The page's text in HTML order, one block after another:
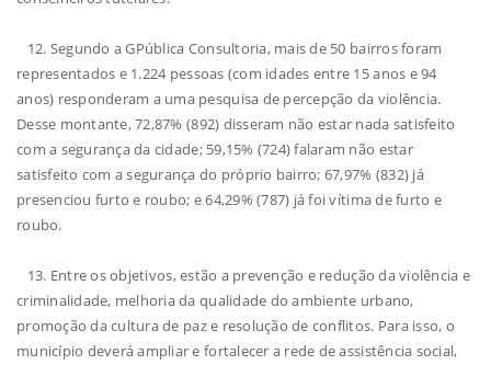
12. Segundo a GPública Consultoria, mais de 50 bairros foram
representados e 1.224 pessoas (com idades entre 15 anos e 94
anos) responderam a uma pesquisa de percepção da violência.
Desse montante, 72,87% (892) disseram não estar nada satisfeito
com a segurança da cidade; 59,15% (724) falaram não estar
satisfeito com a segurança do próprio bairro; 67,97% (832) já
presenciou furto e roubo; e 64,29% (787) já foi vítima de furto e
roubo.
13. Entre os objetivos, estão a prevenção e redução da violência e
criminalidade, melhoria da qualidade do ambiente urbano,
promoção da cultura de paz e resolução de conflitos. Para isso, o
município deverá ampliar e fortalecer a rede de assistência social,